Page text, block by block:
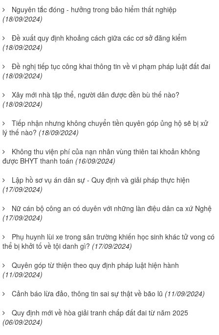
Nguyên tắc đóng - hưởng trong bảo hiểm thất nghiệp
(18/09/2024)
Đề xuất quy định khoảng cách giữa các cơ sở đăng kiểm
(18/09/2024)
Đề nghị tiếp tục công khai thông tin về vi phạm pháp luật đất đai
(18/09/2024)
Xây mới nhà tập thể, người dân được đền bù thế nào?
(18/09/2024)
Tiếp nhận nhưng không chuyển tiền quyên góp ủng hộ sẽ bị xử
lý thế nào? (18/09/2024)
Không thu viện phí của nạn nhân vùng thiên tai khoản không
được BHYT thanh toán (16/09/2024)
Lập hồ sơ vụ án dân sự - Quy định và giải pháp thực hiện
(17/09/2024)
Nữ cán bộ công an có duyên với những làn điệu dân ca xứ Nghệ
(17/09/2024)
Phụ huynh lùi xe trong sân trường khiến học sinh khác tử vong có
thể bị khởi tố về tội danh gì? (17/09/2024)
Quyên góp từ thiện theo quy định pháp luật hiện hành
(11/09/2024)
Cảnh báo lừa đảo, thông tin sai sự thật về bão lũ (11/09/2024)
Quy định mới về hòa giải tranh chấp đất đai từ năm 2025
(06/09/2024)